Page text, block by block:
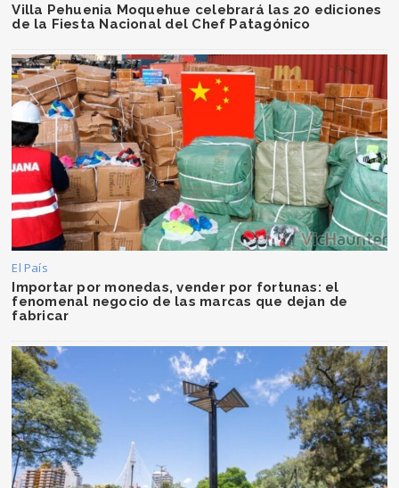
Villa Pehuenia Moquehue celebrará las 20 ediciones
de la Fiesta Nacional del Chef Patagónico
El País
Importar por monedas, vender por fortunas: el
fenomenal negocio de las marcas que dejan de
fabricar